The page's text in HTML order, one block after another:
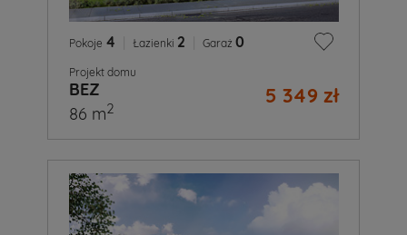
Pokoje 4 Łazienki 2 Garaż 0
Projekt domu
BEZ 5 349 zł
86 m2